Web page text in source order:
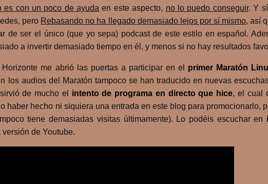
es con un poco de ayuda en este aspecto, no lo puedo conseguir. Y
pero Rebasando no ha llegado demasiado lejos por sí mismo, así
de ser el único (que yo sepa) podcast de este estilo en español.
a invertir demasiado tiempo en él, y menos si no hay resultados
me abrió las puertas a participar en el primer Maratón
los audios del Maratón tampoco se han traducido en nuevas
de mucho el intento de programa en directo que hice, el cual
haber hecho ni siquiera una entrada en este blog para promocionarlo,
tiene demasiadas visitas últimamente). Lo podéis escuchar en
de Youtube.